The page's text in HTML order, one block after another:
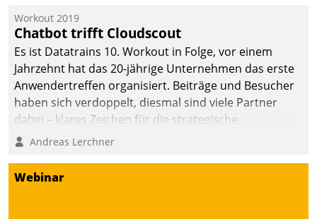
Quartier. Dazwischen
zeigte Datatrain, was es
Neues zu bieten hat.
Workout 2019
Chatbot trifft Cloudscout
Es ist Datatrains 10. Workout in Folge, vor einem
Jahrzehnt hat das 20-jährige Unternehmen das erste
Anwendertreffen organisiert. Beiträge und Besucher
haben sich verdoppelt, diesmal sind viele Partner
dabei – klares Zeichen für die strategische
Fokussierung auf den Kunden.
Andreas Lerchner
Webinar